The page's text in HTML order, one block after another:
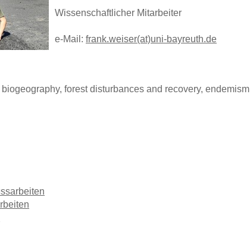
Wissenschaftlicher Mitarbeiter
e-Mail: frank.weiser(at)uni-bayreuth.de
forest disturbances and recovery, endemism